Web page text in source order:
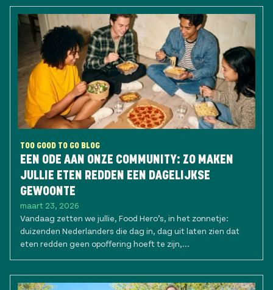
TOO GOOD TO GO BLOG
EEN ODE AAN ONZE COMMUNITY: ZO MAKEN
JULLIE ETEN REDDEN EEN DAGELIJKSE
GEWOONTE
maart 23, 2026
Vandaag zetten we jullie, Food Hero’s, in het zonnetje:
duizenden Nederlanders die dag in, dag uit laten zien dat
eten redden geen opoffering hoeft te zijn,...